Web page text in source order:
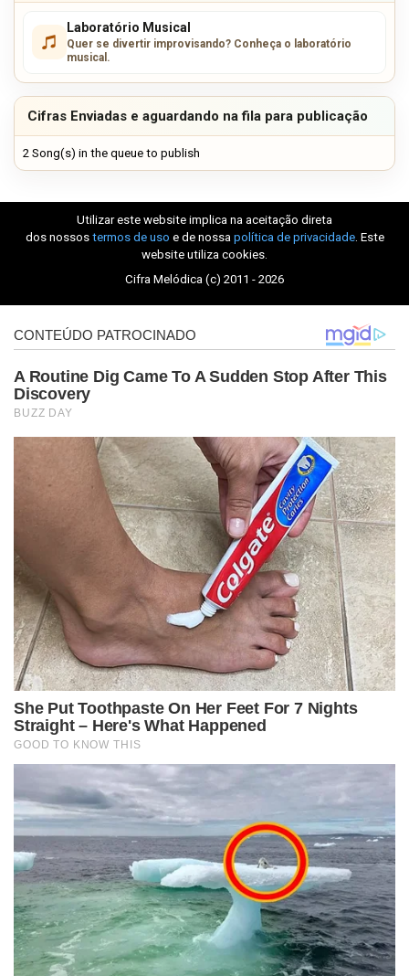
Laboratório Musical
Quer se divertir improvisando? Conheça o laboratório
musical.
Cifras Enviadas e aguardando na fila para publicação
2 Song(s) in the queue to publish
Utilizar este website implica na aceitação direta
dos nossos termos de uso e de nossa política de privacidade. Este
website utiliza cookies.
Cifra Melódica (c) 2011 - 2026